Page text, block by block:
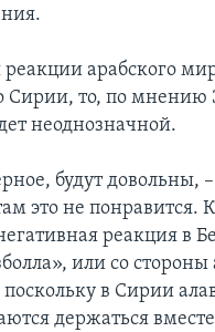
реакции арабского
Сирии, то, по мнению
неоднозначной.
будут довольны, –
это не понравится.
реакция в
или со стороны
в Сирии
держаться